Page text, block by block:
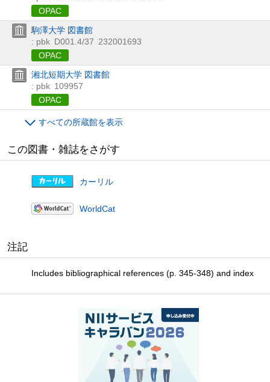
OPAC
駒澤大学 図書館
: pbk D001.4/37 232001693
OPAC
湘北短期大学 図書館
: pbk 109957
OPAC
すべての所蔵館を表示
この図書・雑誌をさがす
カーリル
WorldCat
注記
Includes bibliographical references (p. 345-348) and index